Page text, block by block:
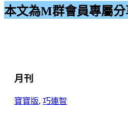
本文為M群會員專屬
月刊
寶寶版, 巧連智